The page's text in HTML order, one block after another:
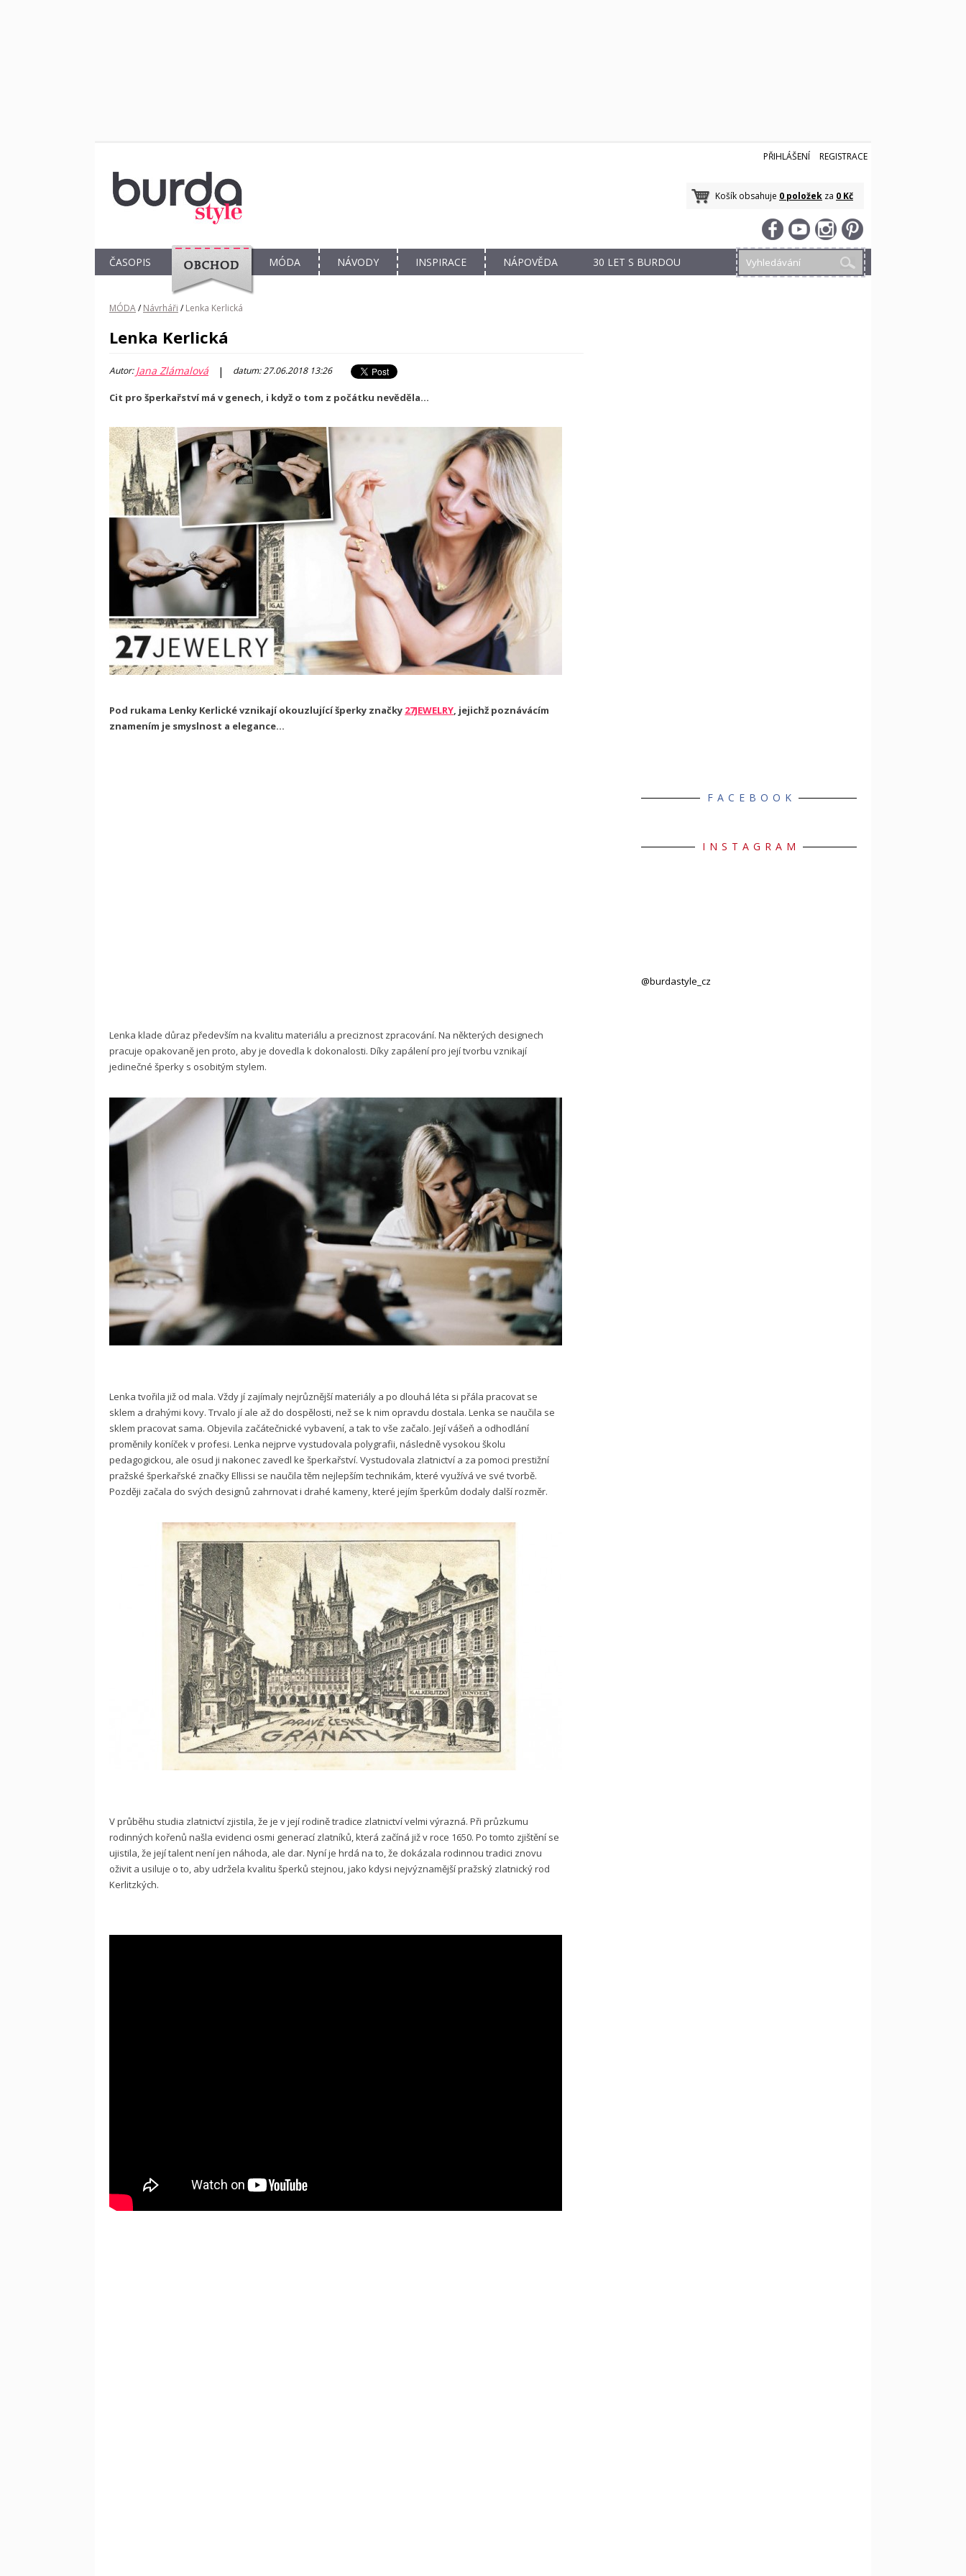
PŘIHLÁŠENÍ REGISTRACE
Košík obsahuje 0 položek za 0 Kč
ČASOPIS
OBCHOD
MÓDA NÁVODY INSPIRACE NÁPOVĚDA 30 LET S BURDOU
MÓDA/ Návrháři / Lenka Kerlická
Lenka Kerlická
Autor:Jana Zlámalová | datum: 27.06.2018 13:26
Cit pro šperkařství má v genech, i když o tom z počátku nevěděla...
Pod rukama Lenky Kerlické vznikají okouzlující šperky značky 27JEWELRY, jejichž poznávácím
znamením je smyslnost a elegance...
Lenka klade důraz především na kvalitu materiálu a preciznost zpracování. Na některých designech
pracuje opakovaně jen proto, aby je dovedla k dokonalosti. Díky zapálení pro její tvorbu vznikají
jedinečné šperky s osobitým stylem.
Lenka tvořila již od mala. Vždy jí zajímaly nejrůznější materiály a po dlouhá léta si přála pracovat se
sklem a drahými kovy. Trvalo jí ale až do dospělosti, než se k nim opravdu dostala. Lenka se naučila se
sklem pracovat sama. Objevila začátečnické vybavení, a tak to vše začalo. Její vášeň a odhodlání
proměnily koníček v profesi. Lenka nejprve vystudovala polygrafii, následně vysokou školu
pedagogickou, ale osud ji nakonec zavedl ke šperkařství. Vystudovala zlatnictví a za pomoci prestižní
pražské šperkařské značky Ellissi se naučila těm nejlepším technikám, které využívá ve své tvorbě.
Později začala do svých designů zahrnovat i drahé kameny, které jejím šperkům dodaly další rozměr.
V průběhu studia zlatnictví zjistila, že je v její rodině tradice zlatnictví velmi výrazná. Při průzkumu
rodinných kořenů našla evidenci osmi generací zlatníků, která začíná již v roce 1650. Po tomto zjištění se
ujistila, že její talent není jen náhoda, ale dar. Nyní je hrdá na to, že dokázala rodinnou tradici znovu
oživit a usiluje o to, aby udržela kvalitu šperků stejnou, jako kdysi nejvýznamější pražský zlatnický rod
Kerlitzkých.
FACEBOOK
INSTAGRAM
@burdastyle_cz